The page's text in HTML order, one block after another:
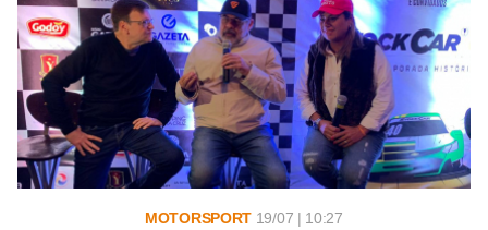
MOTORSPORT 19/07 | 10:27